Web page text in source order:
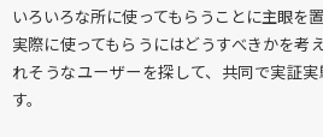
いろいろな所に使ってもらうことに主眼を
実際に使ってもらうにはどうすべきかを考
れそうなユーザーを探して、共同で実証
す。